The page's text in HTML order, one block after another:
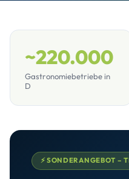
~220.000
Gastronomiebetriebe in
D
⚡ SONDERANGEBOT –